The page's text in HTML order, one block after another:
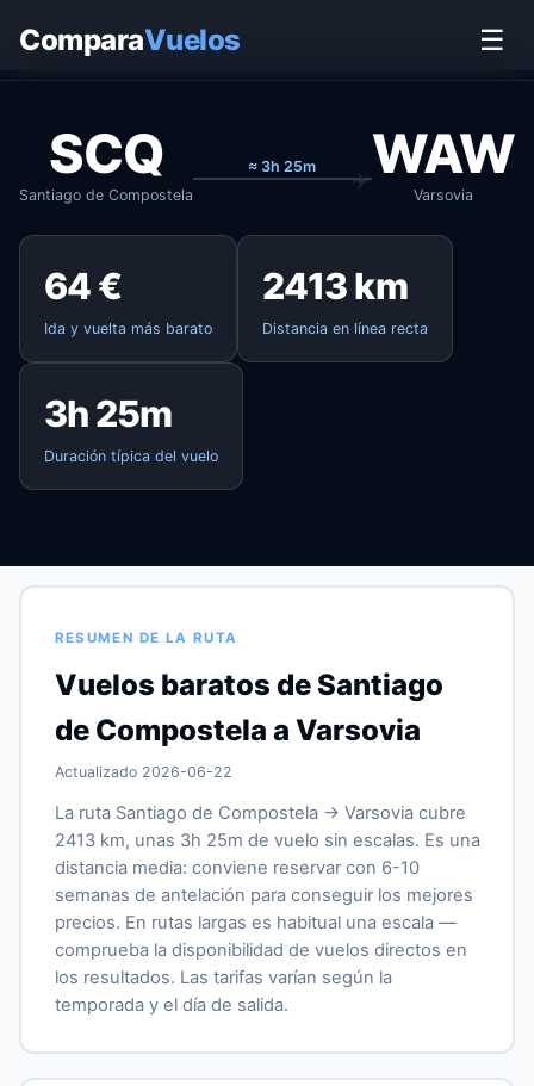
ComparaVuelos ☰
SCQ
Santiago de Compostela
≈ 3h 25m WAW
Varsovia
64 €
Ida y vuelta más barato
2413 km
Distancia en línea recta
3h 25m
Duración típica del vuelo
RESUMEN DE LA RUTA
Vuelos baratos de Santiago
de Compostela a Varsovia
Actualizado 2026-06-22
La ruta Santiago de Compostela → Varsovia cubre
2413 km, unas 3h 25m de vuelo sin escalas. Es una
distancia media: conviene reservar con 6-10
semanas de antelación para conseguir los mejores
precios. En rutas largas es habitual una escala —
comprueba la disponibilidad de vuelos directos en
los resultados. Las tarifas varían según la
temporada y el día de salida.